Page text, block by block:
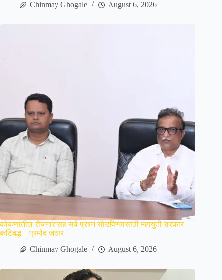
Chinmay Ghogale
August 6, 2026
कोकणातील रोजगारासह सर्व प्रश्न सोडविण्यासाठी महायुती सरकार
कटिबद्ध – प्रमोद जठार
Chinmay Ghogale
August 6, 2026